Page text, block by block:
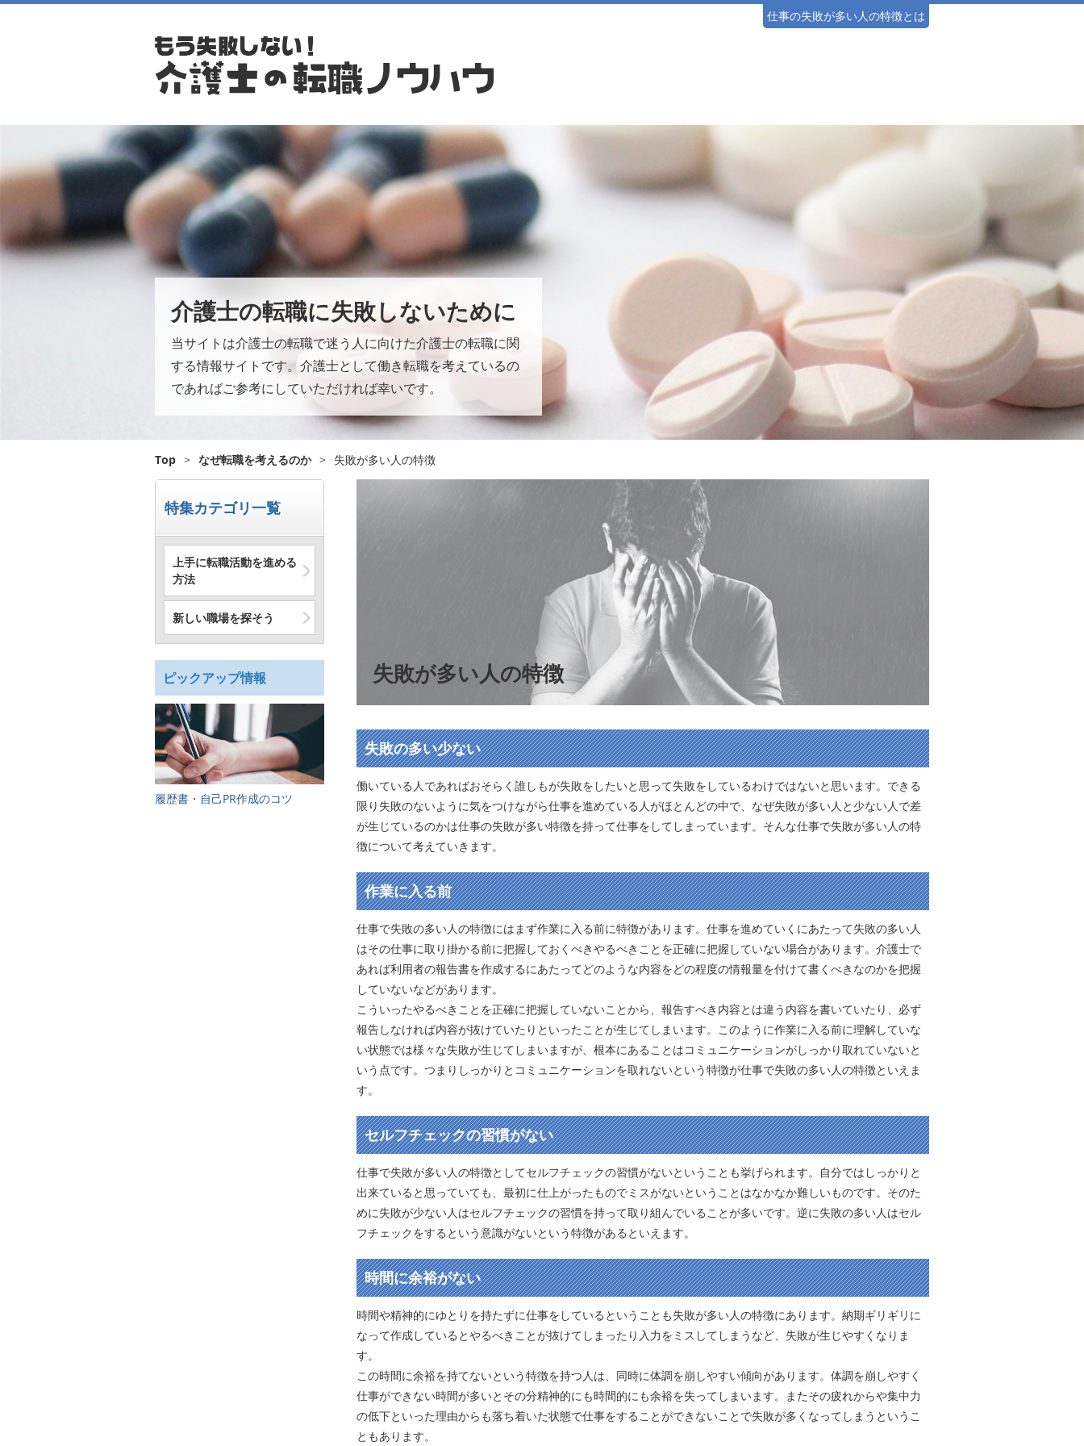
仕事の失敗が多い人の特徴とは
介護士の転職に失敗しないために
当サイトは介護士の転職で迷う人に向けた介護士の転職に関
する情報サイトです。介護士として働き転職を考えているの
であればご参考にしていただければ幸いです。
Top > なぜ転職を考えるのか > 失敗が多い人の特徴
失敗が多い人の特徴
失敗の多い少ない
働いている人であればおそらく誰しもが失敗をしたいと思って失敗をしているわけではないと思います。できる
限り失敗のないように気をつけながら仕事を進めている人がほとんどの中で、なぜ失敗が多い人と少ない人で差
が生じているのかは仕事の失敗が多い特徴を持って仕事をしてしまっています。そんな仕事で失敗が多い人の特
徴について考えていきます。
作業に入る前
仕事で失敗の多い人の特徴にはまず作業に入る前に特徴があります。仕事を進めていくにあたって失敗の多い人
はその仕事に取り掛かる前に把握しておくべきやるべきことを正確に把握していない場合があります。介護士で
あれば利用者の報告書を作成するにあたってどのような内容をどの程度の情報量を付けて書くべきなのかを把握
していないなどがあります。
こういったやるべきことを正確に把握していないことから、報告すべき内容とは違う内容を書いていたり、必ず
報告しなければ内容が抜けていたりといったことが生じてしまいます。このように作業に入る前に理解していな
い状態では様々な失敗が生じてしまいますが、根本にあることはコミュニケーションがしっかり取れていないと
いう点です。つまりしっかりとコミュニケーションを取れないという特徴が仕事で失敗の多い人の特徴といえま
す。
セルフチェックの習慣がない
仕事で失敗が多い人の特徴としてセルフチェックの習慣がないということも挙げられます。自分ではしっかりと
出来ていると思っていても、最初に仕上がったものでミスがないということはなかなか難しいものです。そのた
めに失敗が少ない人はセルフチェックの習慣を持って取り組んでいることが多いです。逆に失敗の多い人はセル
フチェックをするという意識がないという特徴があるといえます。
時間に余裕がない
時間や精神的にゆとりを持たずに仕事をしているということも失敗が多い人の特徴にあります。納期ギリギリに
なって作成しているとやるべきことが抜けてしまったり入力をミスしてしまうなど、失敗が生じやすくなりま
す。
この時間に余裕を持てないという特徴を持つ人は、同時に体調を崩しやすい傾向があります。体調を崩しやすく
仕事ができない時間が多いとその分精神的にも時間的にも余裕を失ってしまいます。またその疲れからや集中力
の低下といった理由からも落ち着いた状態で仕事をすることができないことで失敗が多くなってしまうというこ
ともあります。
特集カテゴリ一覧
上手に転職活動を進める
方法
新しい職場を探そう
ピックアップ情報
履歴書・自己PR作成のコツ